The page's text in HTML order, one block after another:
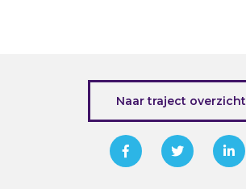
Naar traject overzicht